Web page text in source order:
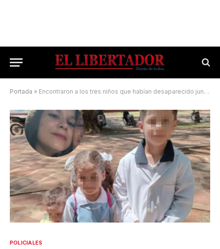
Portada » Encontraron a los tres niños que habían desaparecido junto a su madre
POLICIALES